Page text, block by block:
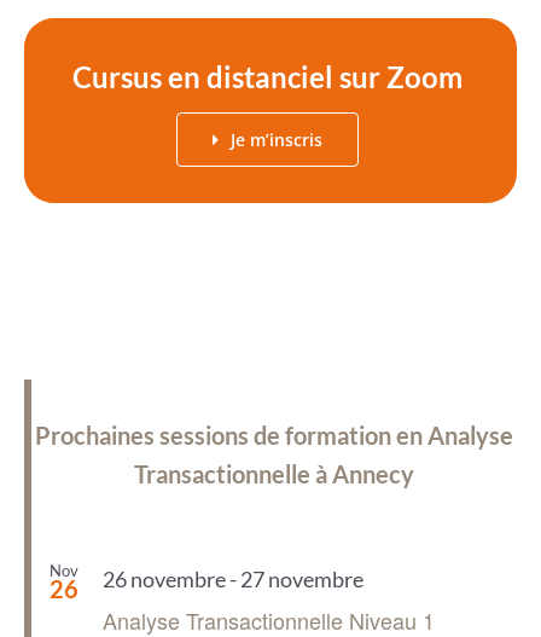
Cursus en distanciel sur Zoom
Je m’inscris
Prochaines sessions de formation en Analyse
Transactionnelle à Annecy
Nov
26 26 novembre-27 novembre
Analyse Transactionnelle Niveau 1